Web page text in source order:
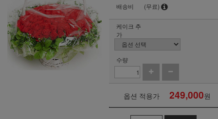
배송비
(무료)
케이크 추
가
수량
옵션 적용가 249,000원